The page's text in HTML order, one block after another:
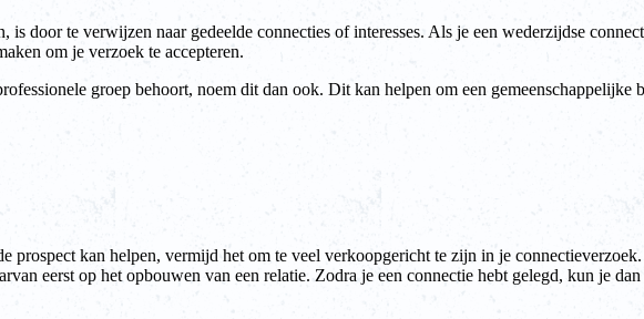
is door te verwijzen naar gedeelde connecties of interesses. Als je een wederzijdse
om je verzoek te accepteren.
groep behoort, noem dit dan ook. Dit kan helpen om een gemeenschappelijke
kan helpen, vermijd het om te veel verkoopgericht te zijn in je
eerst op het opbouwen van een relatie. Zodra je een connectie hebt gelegd, kun je